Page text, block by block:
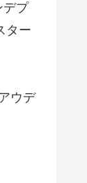
デプ
ター
ウデ